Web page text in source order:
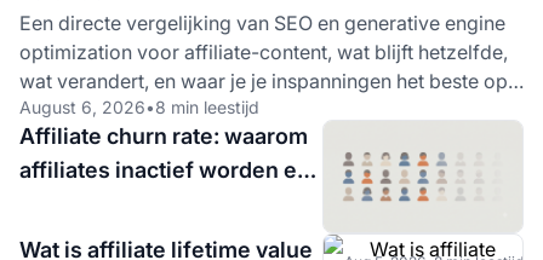
Een directe vergelijking van SEO en generative engine
optimization voor affiliate-content, wat blijft hetzelfde,
wat verandert, en waar je je inspanningen het beste op
kunt richten.
August 6, 2026•8 min leestijd
Affiliate churn rate: waarom
affiliates inactief worden en
om in de gaten te houden
Wat is affiliate lifetime value